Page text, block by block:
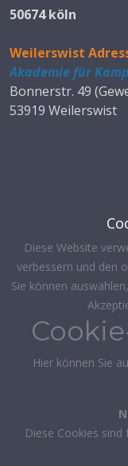
50674 köln
Weilerswist
Akademie für
Bonnerstr. 49
53919 Weilerswist
Diese Website
verbessern und den
Sie können
Hier können Sie
Diese Cookies